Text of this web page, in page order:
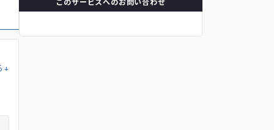
↓
このサービスへのお問い合わせ